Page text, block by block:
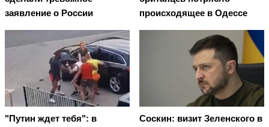
заявление о России
происходящее в Одессе
"Путин ждет тебя": в
Соскин: визит Зеленского в